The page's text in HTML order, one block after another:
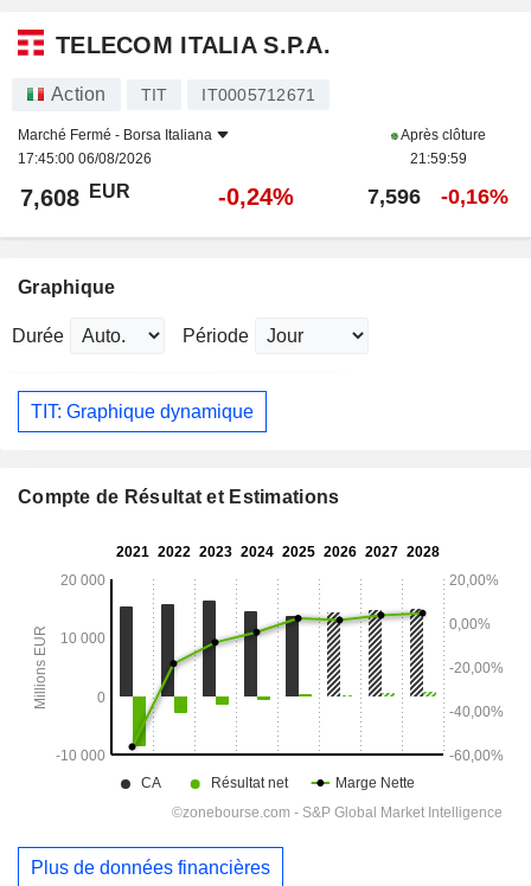
TELECOM ITALIA S.P.A.
Action TIT IT0005712671
Marché Fermé - Borsa Italiana
17:45:00 06/08/2026
Après clôture
21:59:59
7,608 EUR -0,24% 7,596 -0,16%
Graphique
Durée Période
TIT: Graphique dynamique
Compte de Résultat et Estimations
Plus de données financières